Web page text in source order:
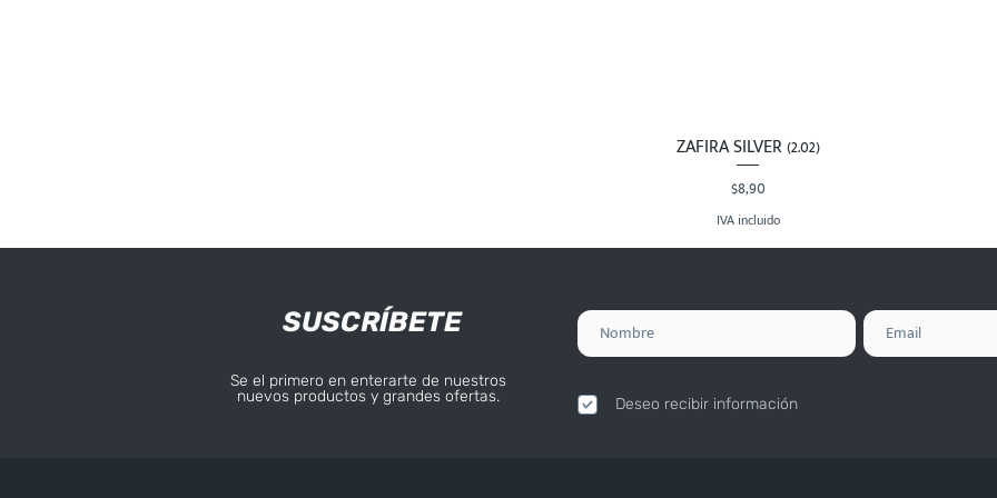
Vista rápida
ZAFIRA SILVER (2.02)
Precio
$8,90
IVA incluido
SUSCRÍBETE
Se el primero en enterarte de nuestros
nuevos productos y grandes ofertas.
Deseo recibir información